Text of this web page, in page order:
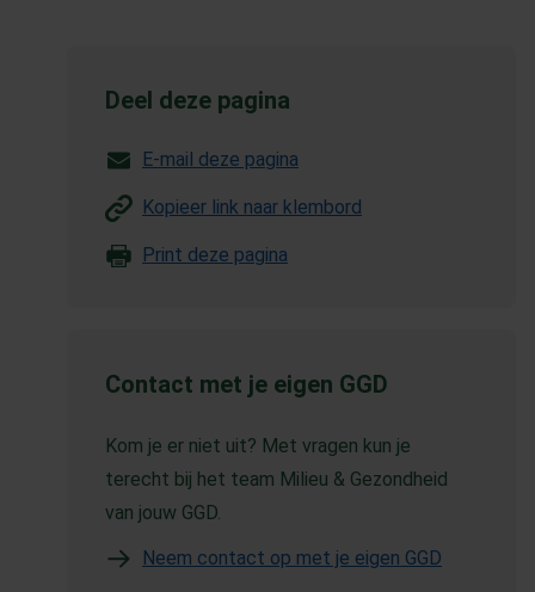
Deel deze pagina
E-mail deze pagina
Kopieer link naar klembord
Print deze pagina
Contact met je eigen GGD
Kom je er niet uit? Met vragen kun je
terecht bij het team Milieu & Gezondheid
van jouw GGD.
Neem contact op met je eigen GGD